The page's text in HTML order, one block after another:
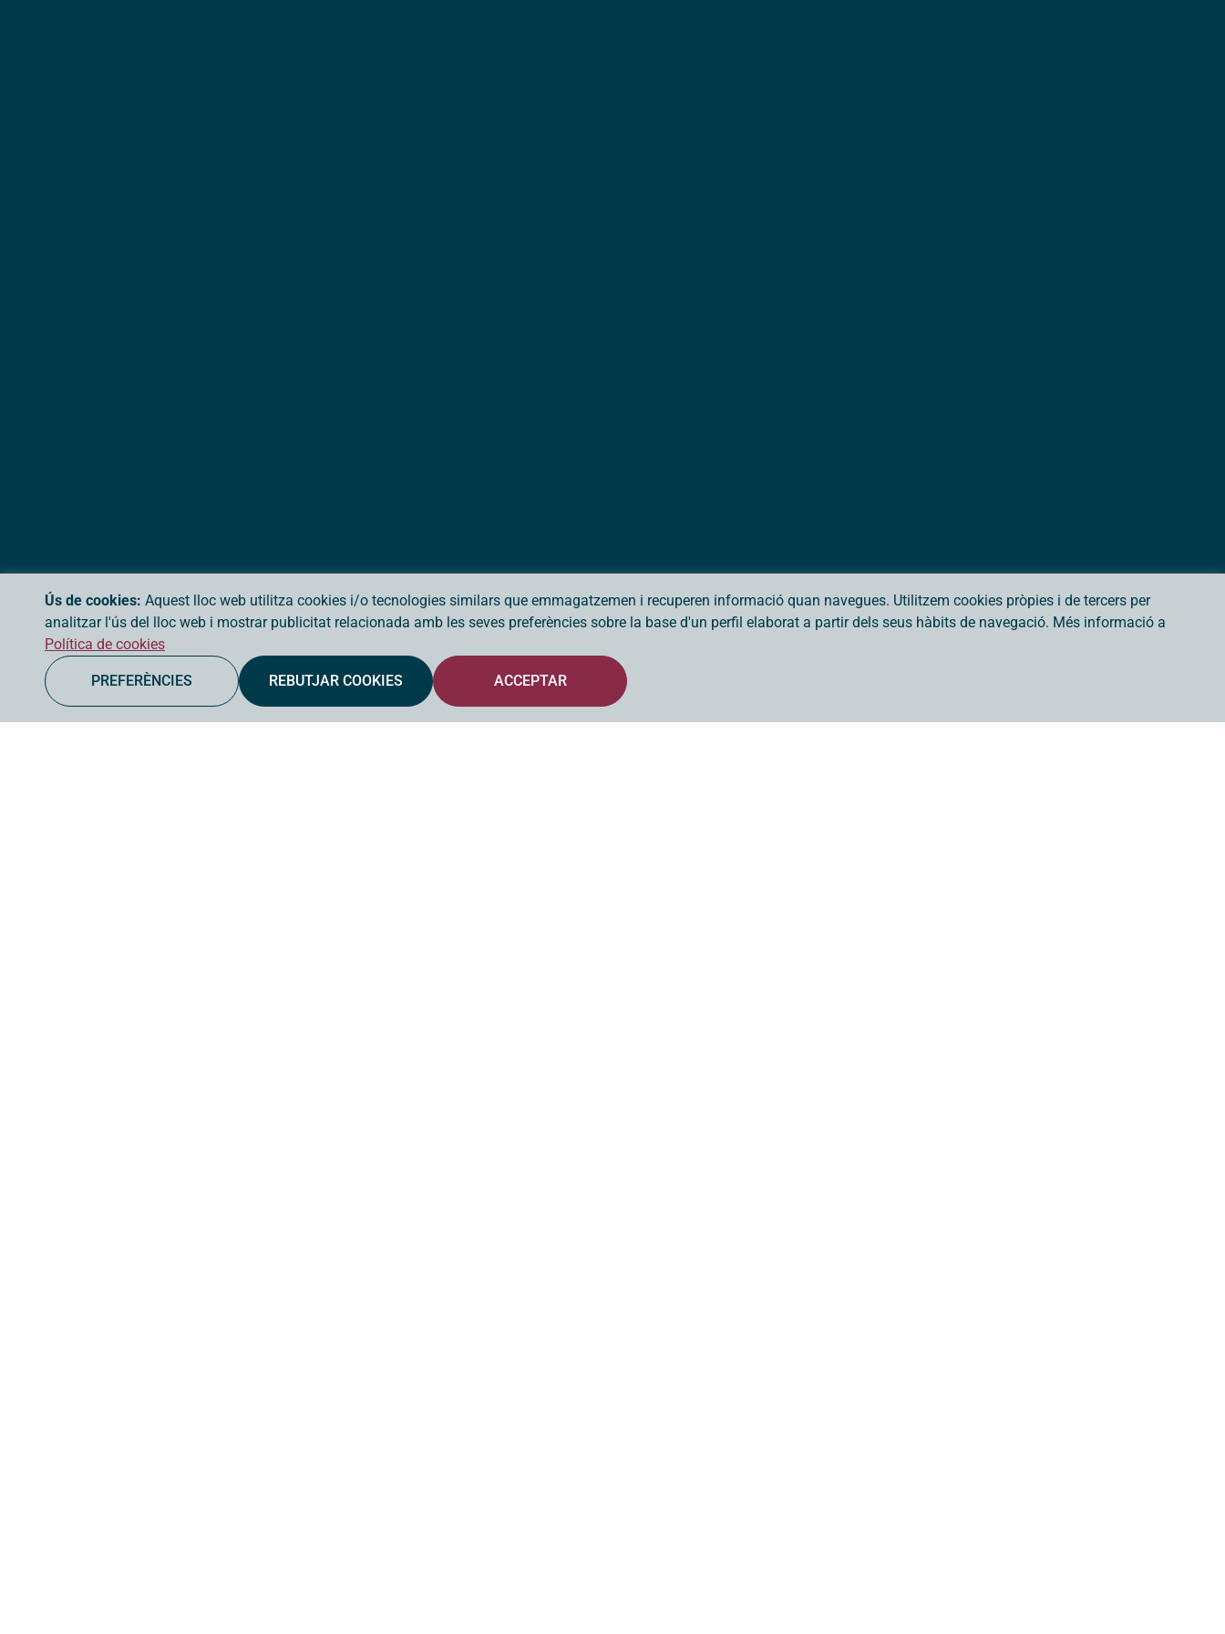
Ús de cookies: Aquest lloc web utilitza cookies i/o tecnologies similars que emmagatzemen i recuperen informació quan navegues. Utilitzem cookies pròpies i de tercers per
analitzar l'ús del lloc web i mostrar publicitat relacionada amb les seves preferències sobre la base d'un perfil elaborat a partir dels seus hàbits de navegació. Més informació a
Política de cookies
PREFERÈNCIES REBUTJAR COOKIES ACCEPTAR